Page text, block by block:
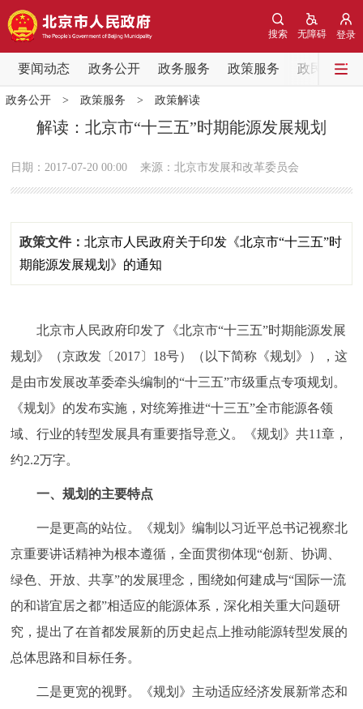
登录
无障碍
搜索
要闻动态 政务公开 政务服务 政策服务 政民互动
要闻动态
党中央精神 国务院信息
政务公开
市领导 机构职能 政策服务
政策兑现 政策解读 回应关切
决策公开 专题公开
个人服务
中介服务 阳光政务
政民互动
参与调查 在线访谈 图说互动
政务公开> 政策服务 > 政策解读
解读：北京市“十三五”时期能源发展规划
日期：2017-07-20 00:00 来源：北京市发展和改革委员会
政策文件：北京市人民政府关于印发《北京市“十三五”时
期能源发展规划》的通知
北京市人民政府印发了《北京市“十三五”时期能源发展
规划》（京政发〔2017〕18号）（以下简称《规划》），这
是由市发展改革委牵头编制的“十三五”市级重点专项规划。
《规划》的发布实施，对统筹推进“十三五”全市能源各领
域、行业的转型发展具有重要指导意义。《规划》共11章，
约2.2万字。
一、规划的主要特点
一是更高的站位。《规划》编制以习近平总书记视察北
京重要讲话精神为根本遵循，全面贯彻体现“创新、协调、
绿色、开放、共享”的发展理念，围绕如何建成与“国际一流
的和谐宜居之都”相适应的能源体系，深化相关重大问题研
究，提出了在首都发展新的历史起点上推动能源转型发展的
总体思路和目标任务。
二是更宽的视野。《规划》主动适应经济发展新常态和